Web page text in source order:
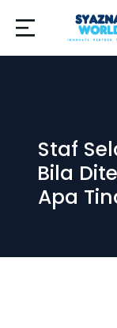
Staf
Bila
Apa